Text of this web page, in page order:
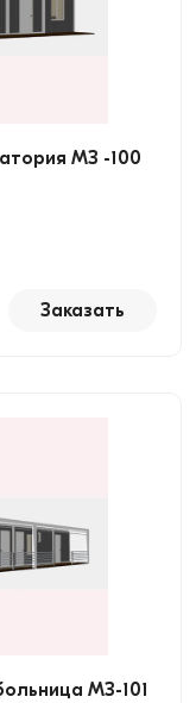
МЗ -100
Заказать
МЗ-101